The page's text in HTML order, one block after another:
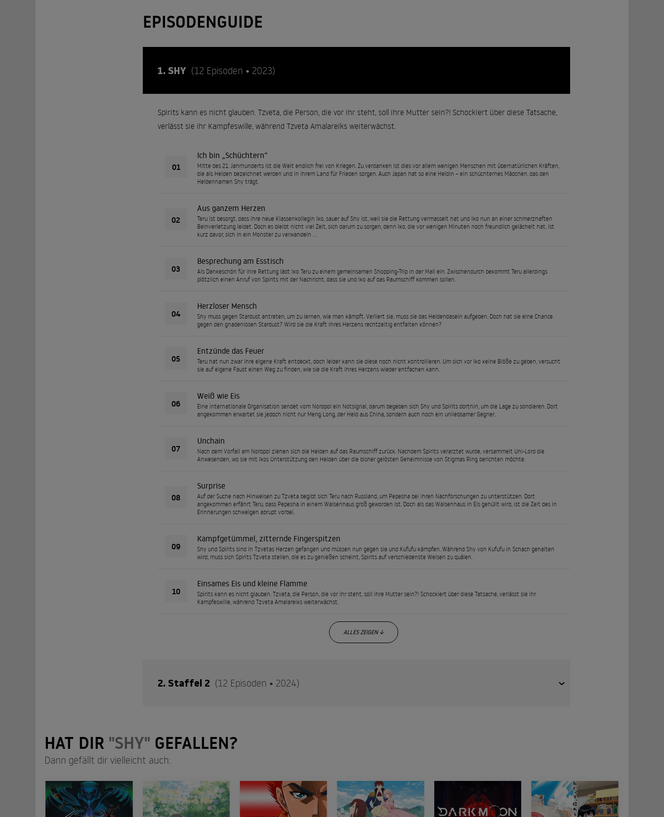
EPISODENGUIDE
1. SHY (12 Episoden • 2023)
Spirits kann es nicht glauben. Tzveta, die Person, die vor ihr steht, soll ihre Mutter sein?! Schockiert über diese Tatsache,
verlässt sie ihr Kampfeswille, während Tzveta Amalareiks weiterwächst.
01
Ich bin „Schüchtern“
Mitte des 21. Jahrhunderts ist die Welt endlich frei von Kriegen. Zu verdanken ist dies vor allem wenigen Menschen mit übernatürlichen Kräften,
die als Helden bezeichnet werden und in ihrem Land für Frieden sorgen. Auch Japan hat so eine Heldin – ein schüchternes Mädchen, das den
Heldennamen Shy trägt.
02
Aus ganzem Herzen
Teru ist besorgt, dass ihre neue Klassenkollegin Iko, sauer auf Shy ist, weil sie die Rettung vermasselt hat und Iko nun an einer schmerzhaften
Beinverletzung leidet. Doch es bleibt nicht viel Zeit, sich darum zu sorgen, denn Iko, die vor wenigen Minuten noch freundlich gelächelt hat, ist
kurz davor, sich in ein Monster zu verwandeln …
03
Besprechung am Esstisch
Als Dankeschön für ihre Rettung lädt Iko Teru zu einem gemeinsamen Shopping-Trip in der Mall ein. Zwischendurch bekommt Teru allerdings
plötzlich einen Anruf von Spirits mit der Nachricht, dass sie und Iko auf das Raumschiff kommen sollen.
04
Herzloser Mensch
Shy muss gegen Stardust antreten, um zu lernen, wie man kämpft. Verliert sie, muss sie das Heldendasein aufgeben. Doch hat sie eine Chance
gegen den gnadenlosen Stardust? Wird sie die Kraft ihres Herzens rechtzeitig entfalten können?
05
Entzünde das Feuer
Teru hat nun zwar ihre eigene Kraft entdeckt, doch leider kann sie diese noch nicht kontrollieren. Um sich vor Iko keine Blöße zu geben, versucht
sie auf eigene Faust einen Weg zu finden, wie sie die Kraft ihres Herzens wieder entfachen kann.
06
Weiß wie Eis
Eine internationale Organisation sendet vom Nordpol ein Notsignal, darum begeben sich Shy und Spirits dorthin, um die Lage zu sondieren. Dort
angekommen erwartet sie jedoch nicht nur Meng Long, der Held aus China, sondern auch noch ein unliebsamer Gegner.
07
Unchain
Nach dem Vorfall am Nordpol ziehen sich die Helden auf das Raumschiff zurück. Nachdem Spirits verarztet wurde, versammelt Uni-Lord die
Anwesenden, wo sie mit Ikos Unterstützung den Helden über die bisher gelösten Geheimnisse von Stigmas Ring berichten möchte.
08
Surprise
Auf der Suche nach Hinweisen zu Tzveta begibt sich Teru nach Russland, um Pepesha bei ihren Nachforschungen zu unterstützen. Dort
angekommen erfährt Teru, dass Pepesha in einem Waisenhaus groß geworden ist. Doch als das Waisenhaus in Eis gehüllt wird, ist die Zeit des in
Erinnerungen schwelgen abrupt vorbei.
09
Kampfgetümmel, zitternde Fingerspitzen
Shy und Spirits sind in Tzvetas Herzen gefangen und müssen nun gegen sie und Kufufu kämpfen. Während Shy von Kufufu in Schach gehalten
wird, muss sich Spirits Tzveta stellen, die es zu genießen scheint, Spirits auf verschiedenste Weisen zu quälen.
10
Einsames Eis und kleine Flamme
Spirits kann es nicht glauben. Tzveta, die Person, die vor ihr steht, soll ihre Mutter sein?! Schockiert über diese Tatsache, verlässt sie ihr
Kampfeswille, während Tzveta Amalareiks weiterwächst.
ALLES ZEIGEN ↓
2. Staffel 2 (12 Episoden • 2024)
schnell auf die Probe gestellt, als sie Ai Tennoji begegnet, einer Ninja auf der Flucht, die nach einem Mitglied der
schurkischen Organisation sucht. Die Suche muss jedoch möglicherweise unterbrochen werden, da Tokio von einer
mysteriösen schwarzen Kugel umschlossen wird. Nun liegt es an Shy, ihre Mithelden anzuführen, um die Stadt zu retten
und die Wahrheit hinter dem Objekt aufzudecken.
Hero's High
HAT DIR "SHY" GEFALLEN?
Dann gefällt dir vielleicht auch: